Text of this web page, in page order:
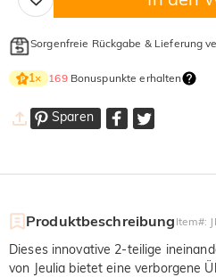
Sorgenfreie Rückgabe & Lieferung
1× 169Bonuspunkte erhalten
Sparen
Produktbeschreibung Item#:
Dieses innovative 2-teilige
von Jeulia bietet eine verborgene